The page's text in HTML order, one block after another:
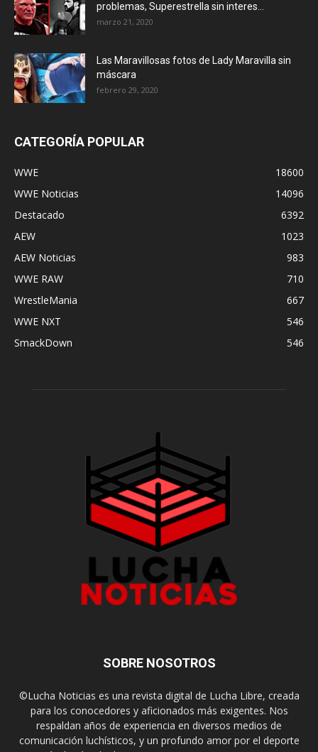
problemas, Superestrella sin interes...
marzo 21, 2020
Las Maravillosas fotos de Lady Maravilla sin
máscara
febrero 29, 2020
CATEGORÍA POPULAR
WWE
18600
WWE Noticias
14096
Destacado
6392
AEW
1023
AEW Noticias
983
WWE RAW
710
WrestleMania
667
WWE NXT
546
SmackDown
546
SOBRE NOSOTROS
©Lucha Noticias es una revista digital de Lucha Libre, creada
para los conocedores y aficionados más exigentes. Nos
respaldan años de experiencia en diversos medios de
comunicación luchísticos, y un profundo amor por el deporte